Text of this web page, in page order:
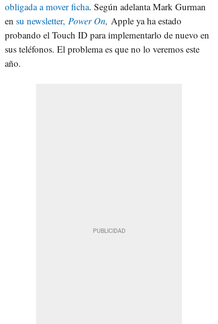
obligada a mover ficha. Según adelanta Mark Gurman
en su newsletter, Power On, Apple ya ha estado
probando el Touch ID para implementarlo de nuevo en
sus teléfonos. El problema es que no lo veremos este
año.